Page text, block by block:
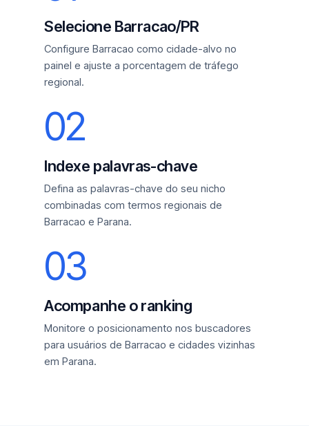
Selecione Barracao/PR
Configure Barracao como cidade-alvo no
painel e ajuste a porcentagem de tráfego
regional.
02
Indexe palavras-chave
Defina as palavras-chave do seu nicho
combinadas com termos regionais de
Barracao e Parana.
03
Acompanhe o ranking
Monitore o posicionamento nos buscadores
para usuários de Barracao e cidades vizinhas
em Parana.